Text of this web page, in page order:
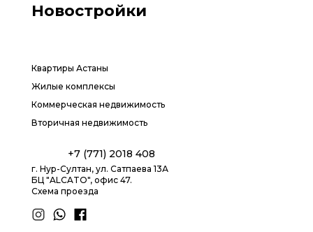
Новостройки
Квартиры Астаны
Жилые комплексы
Коммерческая недвижимость
Вторичная недвижимость
+7 (771) 2018 408
г. Нур-Султан, ул. Сатпаева 13А
БЦ "ALCATO", офис 47.
Схема проезда